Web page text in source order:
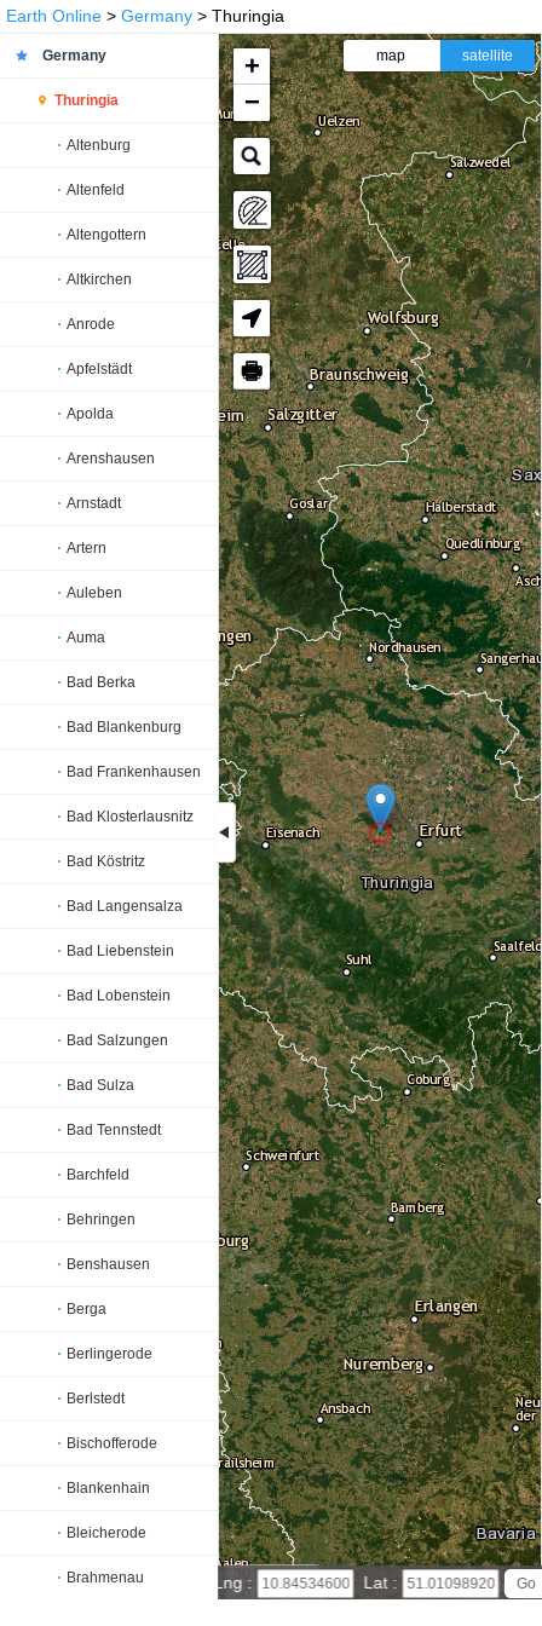
Earth Online > Germany > Thuringia
Germany
Thuringia
Altenburg
Altenfeld
Altengottern
Altkirchen
Anrode
Apfelstädt
Apolda
Arenshausen
Arnstadt
Artern
Auleben
Auma
Bad Berka
Bad Blankenburg
Bad Frankenhausen
Bad Klosterlausnitz
Bad Köstritz
Bad Langensalza
Bad Liebenstein
Bad Lobenstein
Bad Salzungen
Bad Sulza
Bad Tennstedt
Barchfeld
Behringen
Benshausen
Berga
Berlingerode
Berlstedt
Bischofferode
Blankenhain
Bleicherode
Brahmenau
Loading...
+
−
🖶
30 km
20 mi
Lng : Lat :
map satellite